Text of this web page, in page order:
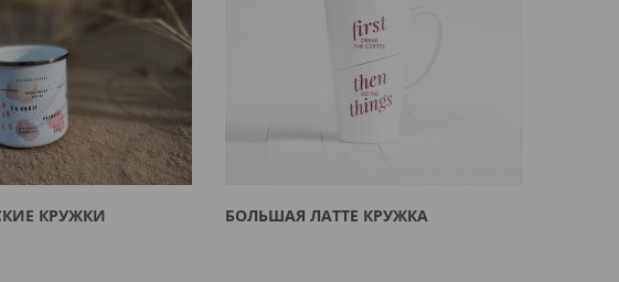
КРУЖКИ БОЛЬШАЯ ЛАТТЕ КРУЖКА